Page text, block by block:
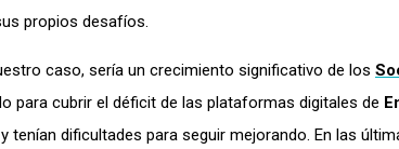
propios desafíos.
caso, sería un crecimiento significativo de los
para cubrir el déficit de las plataformas digitales de
tenían dificultades para seguir mejorando. En las